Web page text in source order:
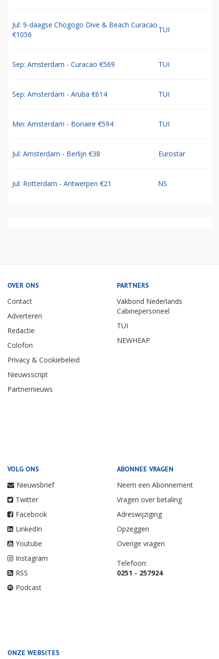
Jul: 9-daagse Chogogo Dive & Beach Curacao
€1056
TUI
Sep: Amsterdam - Curacao €569 TUI
Sep: Amsterdam - Aruba €614 TUI
Mei: Amsterdam - Bonaire €594 TUI
Jul: Amsterdam - Berlijn €38 Eurostar
Jul: Rotterdam - Antwerpen €21 NS
OVER ONS
Contact
Adverteren
Redactie
Colofon
Privacy & Cookiebeleid
Nieuwsscript
Partnernieuws
PARTNERS
Vakbond Nederlands
Cabinepersoneel
TUI
NEWHEAP
VOLG ONS
Nieuwsbrief
Twitter
Facebook
LinkedIn
Youtube
Instagram
RSS
Podcast
ABONNEE VRAGEN
Neem een Abonnement
Vragen over betaling
Adreswijziging
Opzeggen
Overige vragen
Telefoon:
0251 - 257924
ONZE WEBSITES